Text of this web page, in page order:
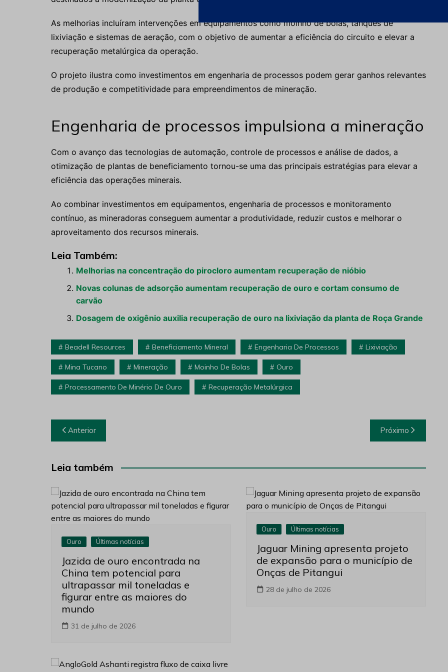
As melhorias incluíram intervenções em equipamentos como moinho de bolas, tanques de
lixiviação e sistemas de aeração, com o objetivo de aumentar a eficiência do circuito e elevar a
recuperação metalúrgica da operação.
O projeto ilustra como investimentos em engenharia de processos podem gerar ganhos relevantes
de produção e competitividade para empreendimentos de mineração.
Engenharia de processos impulsiona a mineração
Com o avanço das tecnologias de automação, controle de processos e análise de dados, a
otimização de plantas de beneficiamento tornou-se uma das principais estratégias para elevar a
eficiência das operações minerais.
Ao combinar investimentos em equipamentos, engenharia de processos e monitoramento
contínuo, as mineradoras conseguem aumentar a produtividade, reduzir custos e melhorar o
aproveitamento dos recursos minerais.
Leia Também:
Melhorias na concentração do pirocloro aumentam recuperação de nióbio
Novas colunas de adsorção aumentam recuperação de ouro e cortam consumo de
carvão
Dosagem de oxigênio auxilia recuperação de ouro na lixiviação da planta de Roça Grande
Beadell Resources Beneficiamento Mineral Engenharia De Processos Lixiviação
Mina Tucano Mineração Moinho De Bolas Ouro
Processamento De Minério De Ouro Recuperação Metalúrgica
Navegação
de
Post
Anterior Próximo
Leia também
Ouro Últimas notícias
Jazida de ouro encontrada na
China tem potencial para
ultrapassar mil toneladas e
figurar entre as maiores do
mundo
31 de julho de 2026
Ouro Últimas notícias
Jaguar Mining apresenta projeto
de expansão para o município de
Onças de Pitangui
28 de julho de 2026